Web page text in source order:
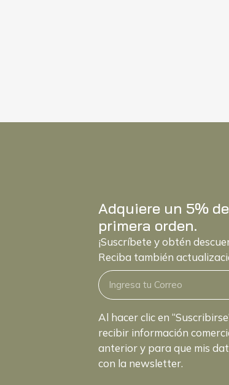
Adquiere un 5%
primera orden.
¡Suscríbete y obtén
Reciba también
Al hacer clic en
recibir información
anterior y para que mis
con la newsletter.